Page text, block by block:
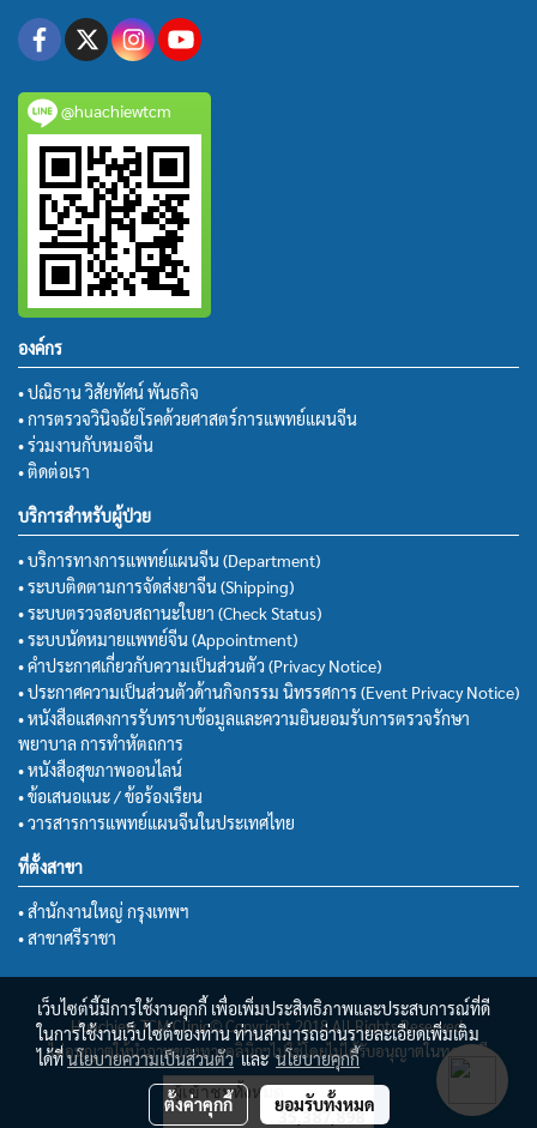
@huachiewtcm
องค์กร
• ปณิธาน วิสัยทัศน์ พันธกิจ
• การตรวจวินิจฉัยโรคด้วยศาสตร์การแพทย์แผนจีน
• ร่วมงานกับหมอจีน
• ติดต่อเรา
บริการสำหรับผู้ป่วย
• บริการทางการแพทย์แผนจีน (Department)
• ระบบติดตามการจัดส่งยาจีน (Shipping)
• ระบบตรวจสอบสถานะใบยา (Check Status)
• ระบบนัดหมายแพทย์จีน (Appointment)
• คำประกาศเกี่ยวกับความเป็นส่วนตัว (Privacy Notice)
• ประกาศความเป็นส่วนตัวด้านกิจกรรม นิทรรศการ (Event Privacy Notice)
• หนังสือแสดงการรับทราบข้อมูลและความยินยอมรับการตรวจรักษา
พยาบาล การทำหัตถการ
• หนังสือสุขภาพออนไลน์
• ข้อเสนอแนะ / ข้อร้องเรียน
• วารสารการแพทย์แผนจีนในประเทศไทย
ที่ตั้งสาขา
• สำนักงานใหญ่ กรุงเทพฯ
• สาขาศรีราชา
Huachiew TCM Clinic© Copyright 2018 All Rights Reserved.
ไม่อนุญาตให้นำภาพของทางคลินิกฯไปใช้โดยไม่ได้รับอนุญาตในทุกกรณี
ผู้เข้าชมทั้งหมด
35,387,898
เว็บไซต์นี้มีการใช้งานคุกกี้ เพื่อเพิ่มประสิทธิภาพและประสบการณ์ที่ดี
ในการใช้งานเว็บไซต์ของท่าน ท่านสามารถอ่านรายละเอียดเพิ่มเติม
ได้ที่นโยบายความเป็นส่วนตัวและนโยบายคุกกี้
ตั้งค่าคุกกี้ ยอมรับทั้งหมด